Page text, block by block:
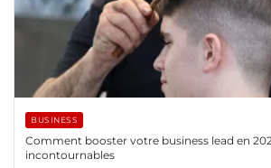
BUSINESS
Comment booster votre business lead en
incontournables